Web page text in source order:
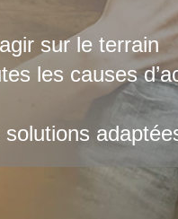
sur le terrain
les causes